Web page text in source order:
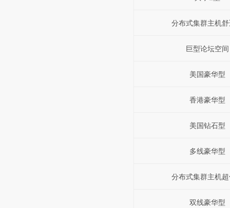
分布式集群主机
巨型论坛空间
美国豪华型
香港豪华型
美国钻石型
多线豪华型
分布式集群主机
双线豪华型